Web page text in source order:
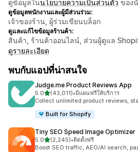
ดูข้อมูลในนโยบายความเป็นส่วนตัว ของ
ดูข้อมูลพนักงานและผู้มีส่วนร่วม:
เจ้าของร้าน, ผู้ร่วมเขียนบล็อก
ดูและแก้ไขข้อมูลร้านค้า:
สินค้า, ร้านค้าออนไลน์, ส่วนผู้ดูแล
ดูรายละเอียด
พบกับแอปที่น่าสนใจ
Judge.me Product Reviews App
5.0เต็ม 5 ดาว
(43,011)
ทั้งหมด 43011 รีวิว
•มีแผนฟรีให้บริการ
Collect unlimited product reviews,
Built for Shopify
Tiny SEO Speed Image Optimizer
5.0เต็ม 5 ดาว
(2,245)
ทั้งหมด 2245 รีวิว
•ติดตั้งฟรี
Boost SEO traffic, AEO/AI search,